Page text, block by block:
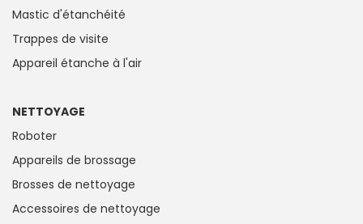
Mastic d'étanchéité
Trappes de visite
Appareil étanche à l'air
NETTOYAGE
Roboter
Appareils de brossage
Brosses de nettoyage
Accessoires de nettoyage